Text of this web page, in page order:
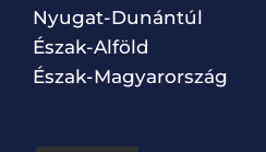
Nyugat-Dunántúl
Észak-Alföld
Észak-Magyarország